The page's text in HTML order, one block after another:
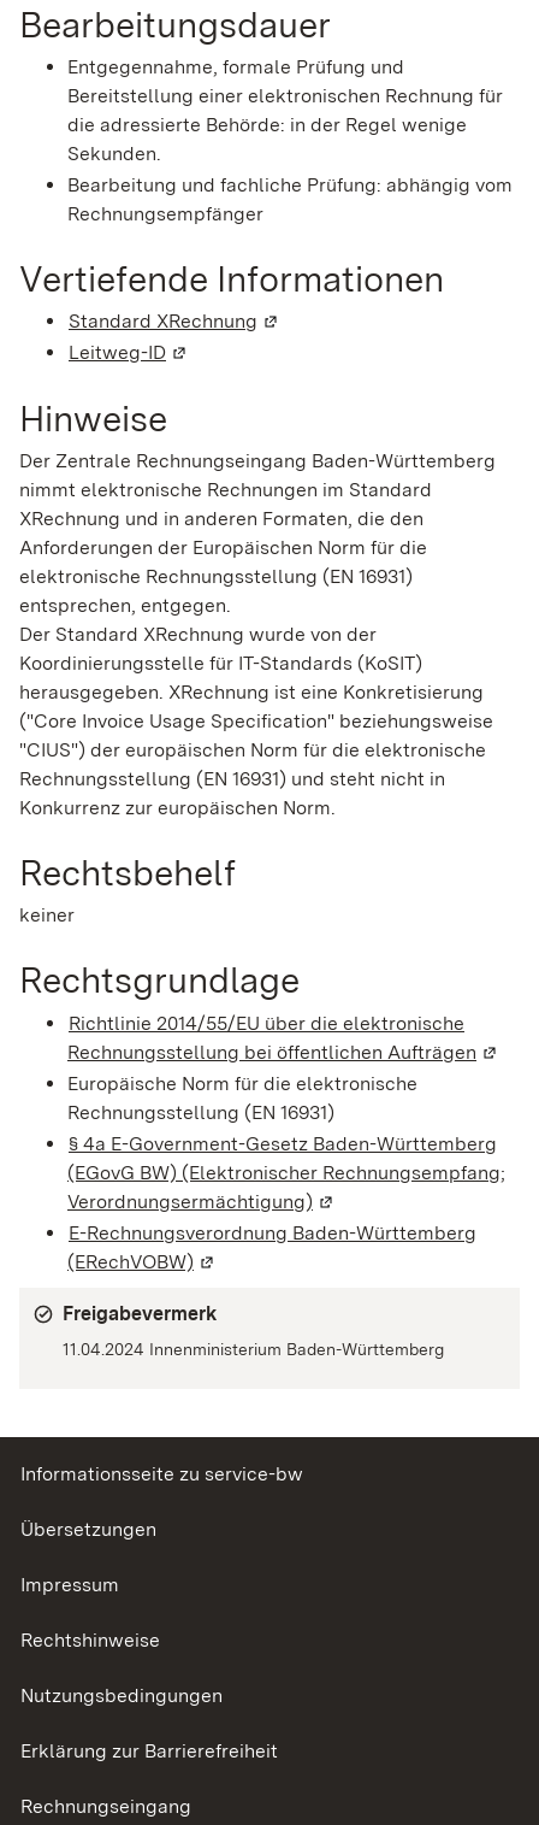
Bearbeitungsdauer
Entgegennahme, formale Prüfung und
Bereitstellung einer elektronischen Rechnung für
die adressierte Behörde: in der Regel wenige
Sekunden.
Bearbeitung und fachliche Prüfung: abhängig vom
Rechnungsempfänger
Vertiefende Informationen
Standard XRechnung (Wird in einem neuen Fenster
Leitweg-ID (Wird in einem neuen Fenster geöffnet)
Hinweise
Der Zentrale Rechnungseingang Baden-Württemberg
nimmt elektronische Rechnungen im Standard
XRechnung und in anderen Formaten, die den
Anforderungen der Europäischen Norm für die
elektronische Rechnungsstellung (EN 16931)
entsprechen, entgegen.
Der Standard XRechnung wurde von der
Koordinierungsstelle für IT-Standards (KoSIT)
herausgegeben. XRechnung ist eine Konkretisierung
("Core Invoice Usage Specification" beziehungsweise
"CIUS") der europäischen Norm für die elektronische
Rechnungsstellung (EN 16931) und steht nicht in
Konkurrenz zur europäischen Norm.
Rechtsbehelf
keiner
Rechtsgrundlage
Richtlinie 2014/55/EU über die elektronische
Rechnungsstellung bei öffentlichen Aufträgen (Wird
Europäische Norm für die elektronische
Rechnungsstellung (EN 16931)
§ 4a E-Government-Gesetz Baden-Württemberg
(EGovG BW) (Elektronischer Rechnungsempfang;
Verordnungsermächtigung) (Wird in einem neuen
E-Rechnungsverordnung Baden-Württemberg
(ERechVOBW) (Wird in einem neuen Fenster
Freigabevermerk
11.04.2024 Innenministerium Baden-Württemberg
Informationsseite zu service-bw
Übersetzungen
Impressum
Rechtshinweise
Nutzungsbedingungen
Erklärung zur Barrierefreiheit
Rechnungseingang